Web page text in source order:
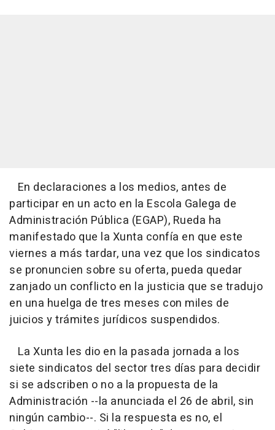
En declaraciones a los medios, antes de
participar en un acto en la Escola Galega de
Administración Pública (EGAP), Rueda ha
manifestado que la Xunta confía en que este
viernes a más tardar, una vez que los sindicatos
se pronuncien sobre su oferta, pueda quedar
zanjado un conflicto en la justicia que se tradujo
en una huelga de tres meses con miles de
juicios y trámites jurídicos suspendidos.
La Xunta les dio en la pasada jornada a los
siete sindicatos del sector tres días para decidir
si se adscriben o no a la propuesta de la
Administración --la anunciada el 26 de abril, sin
ningún cambio--. Si la respuesta es no, el